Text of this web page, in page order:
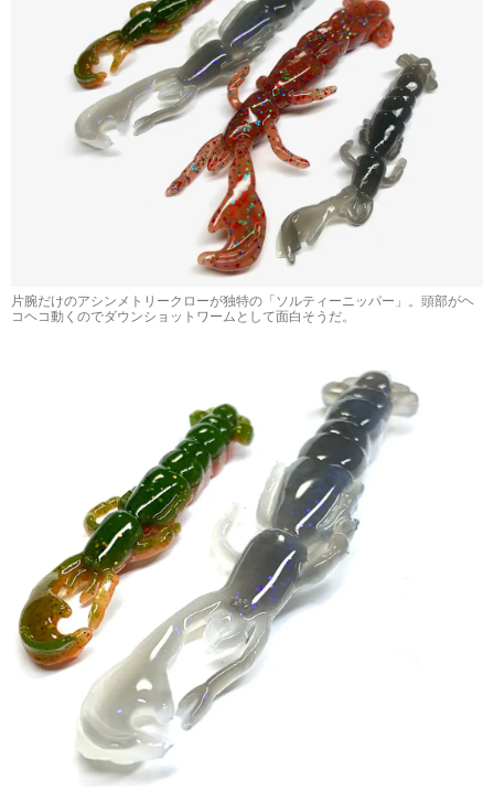
片腕だけのアシンメトリークローが独特の「ソルティーニッパー」。頭部がヘ
コヘコ動くのでダウンショットワームとして面白そうだ。